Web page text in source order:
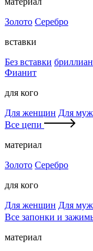
Золото Серебро
вставки
Без вставки
Фианит
для кого
Для женщин Для
Все цепи
материал
Золото Серебро
для кого
Для женщин Для
Все запонки и
материал